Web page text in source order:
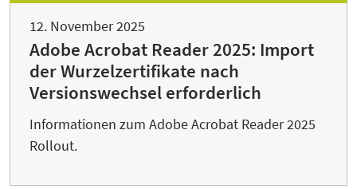
12. November 2025
Adobe Acrobat Reader 2025: Import
der Wurzelzertifikate nach
Versionswechsel erforderlich
Informationen zum Adobe Acrobat Reader 2025
Rollout.